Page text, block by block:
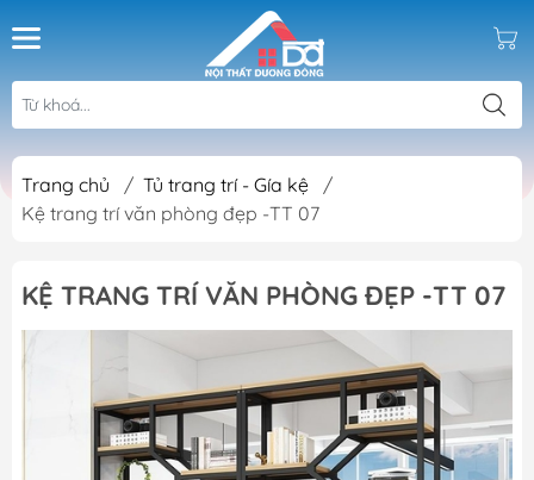
Trang chủ / Tủ trang trí - Gía kệ
/
Kệ trang trí văn phòng đẹp -TT 07
KỆ TRANG TRÍ VĂN PHÒNG ĐẸP -TT 07